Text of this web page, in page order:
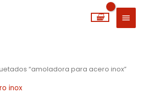
MENÚ
“amoladora para acero inox”
inox